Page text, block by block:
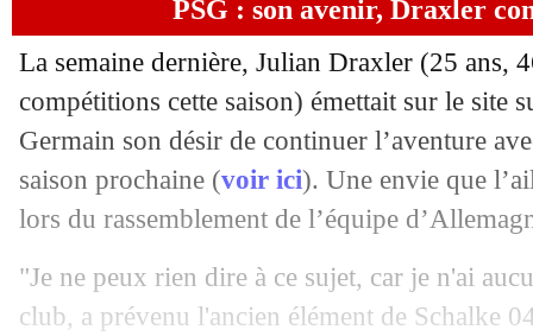
PSG : son avenir, Draxler
La semaine dernière, Julian Draxler (25 ans,
compétitions cette saison) émettait sur le site
Germain son désir de continuer l’aventure
saison prochaine (voir ici). Une envie que
lors du rassemblement de l’équipe
"Je ne peux rien dire à ce sujet, car je n'ai
club, a prévenu l'ancien élément de Schalke
10/06 OM: Strootman a pourtant l'envie...
10/06 Barça : prix fixé pour Semedo
10/06 Naples : James, Ancelotti continue
10/06 PSG: Griezmann-Mbappé,
Roma : Gonalons au rebond en